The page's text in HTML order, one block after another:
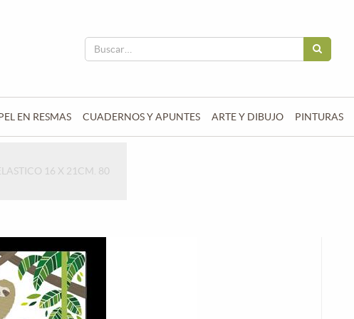
EN RESMAS CUADERNOS Y APUNTES ARTE Y DIBUJO PINTURAS
16 X 21CM. 80